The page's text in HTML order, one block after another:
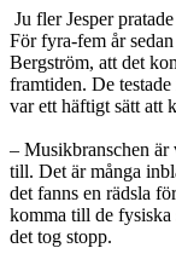
Ju fler Jesper
För fyra-fem år
Bergström, att det
framtiden. De
var ett häftigt sätt att
– Musikbranschen är
till. Det är många
det fanns en rädsla
komma till de fysiska
det tog stopp.